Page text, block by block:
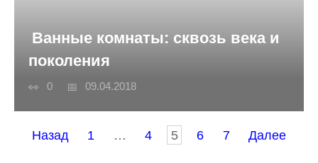
Ванные комнаты: сквозь века и
поколения
0 09.04.2018
Пагинация
Назад 1 … 4 5 6 7 Далее